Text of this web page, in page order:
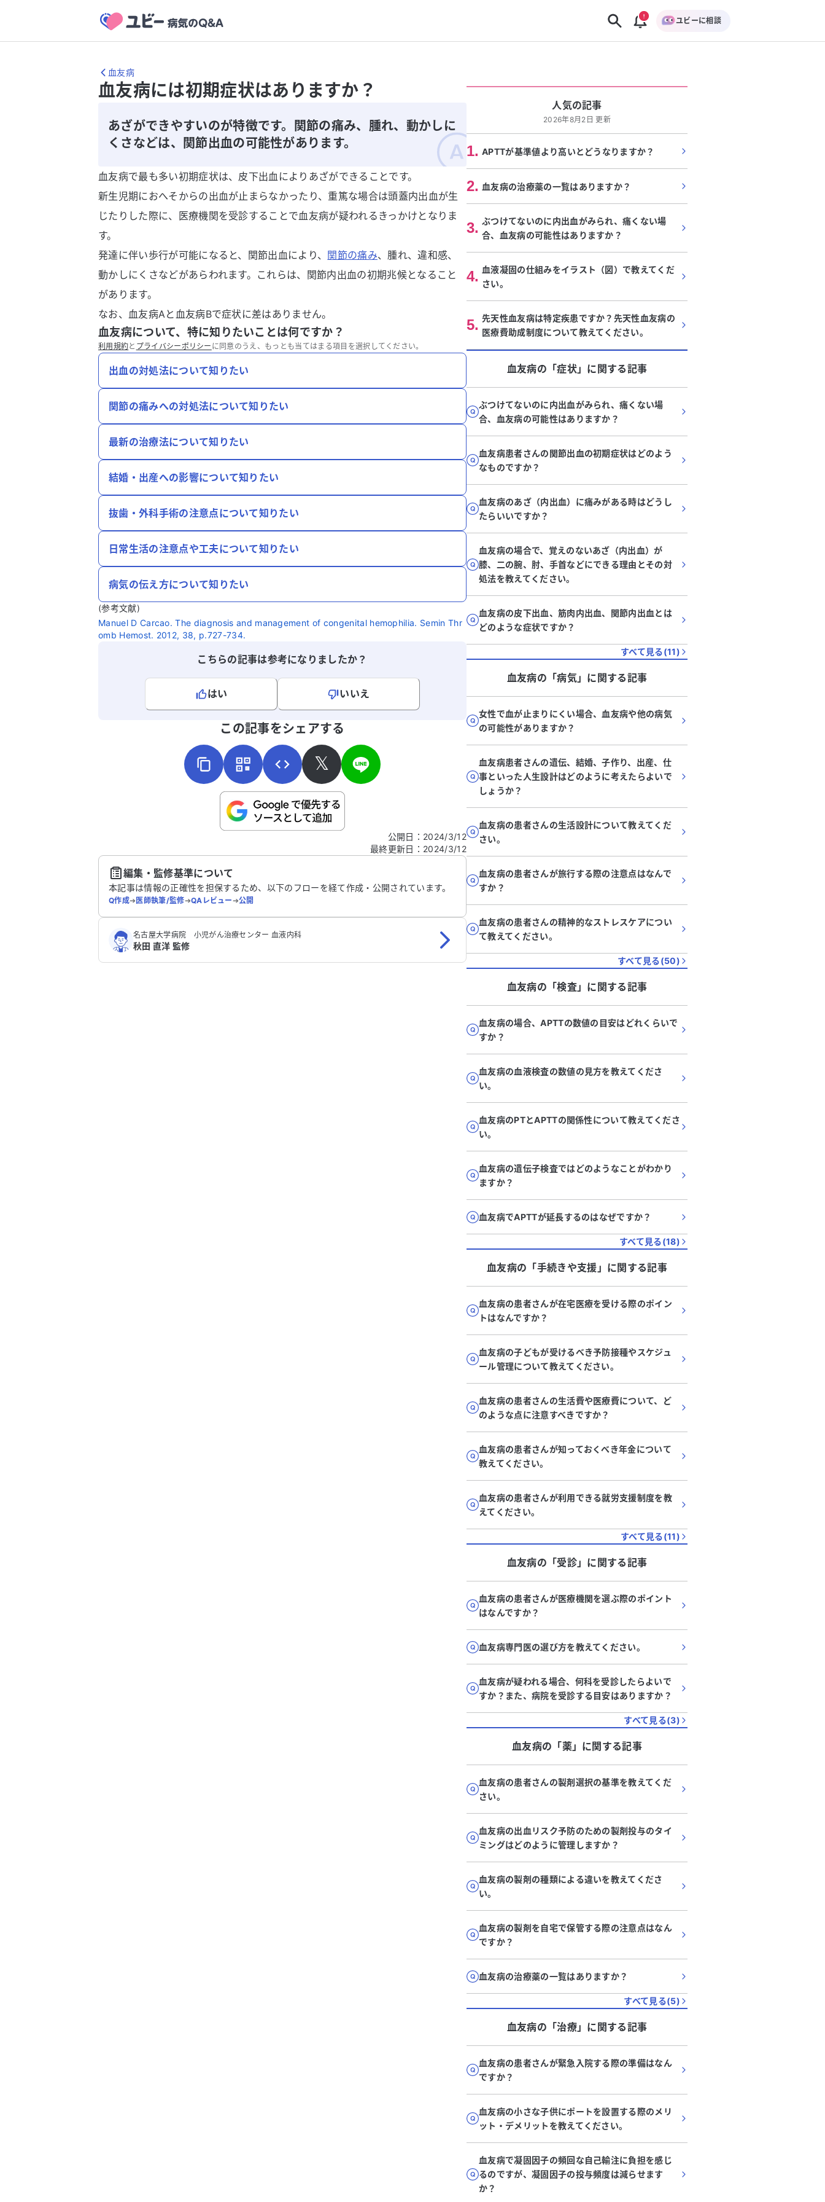
ユビーに相談
血友病
血友病には初期症状はありますか？
あざができやすいのが特徴です。関節の痛み、腫れ、動かしに
くさなどは、関節出血の可能性があります。
血友病で最も多い初期症状は、皮下出血によりあざができることです。
新生児期におへそからの出血が止まらなかったり、重篤な場合は頭蓋内出血が生
じたりした際に、医療機関を受診することで血友病が疑われるきっかけとなりま
す。
発達に伴い歩行が可能になると、関節出血により、 関節の痛み、腫れ、違和感、
動かしにくさなどがあらわれます。これらは、関節内出血の初期兆候となること
があります。
なお、血友病Aと血友病Bで症状に差はありません。
血友病について、特に知りたいことは何ですか？
利用規約と プライバシーポリシー に同意のうえ、もっとも当てはまる項目を選択してください。
出血の対処法について知りたい
関節の痛みへの対処法について知りたい
最新の治療法について知りたい
結婚・出産への影響について知りたい
抜歯・外科手術の注意点について知りたい
日常生活の注意点や工夫について知りたい
病気の伝え方について知りたい
(参考文献)
Manuel D Carcao. The diagnosis and management of congenital hemophilia. Semin Thr
omb Hemost. 2012, 38, p.727-734.
こちらの記事は参考になりましたか？
はい
いいえ
こちらは送信専用のフォームです。氏名やご自身の病気の詳細などの個人情報は入れないでくだ
この記事をシェアする
𝕏
公開日 ： 2024/3/12
最終更新日 ： 2024/3/12
編集・監修基準について
本記事は情報の正確性を担保するため、以下のフローを経て作成・公開されています。
Q作成➔医師執筆/監修➔QAレビュー➔公開
名古屋大学病院 小児がん治療センター 血液内科
秋田 直洋 監修
人気の記事
2026年8月2日 更新
1. APTTが基準値より高いとどうなりますか？
2. 血友病の治療薬の一覧はありますか？
3. ぶつけてないのに内出血がみられ、痛くない場
合、血友病の可能性はありますか？
4. 血液凝固の仕組みをイラスト（図）で教えてくだ
さい。
5. 先天性血友病は特定疾患ですか？先天性血友病の
医療費助成制度について教えてください。
血友病の「症状」に関する記事
ぶつけてないのに内出血がみられ、痛くない場
合、血友病の可能性はありますか？
血友病患者さんの関節出血の初期症状はどのよう
なものですか？
血友病のあざ（内出血）に痛みがある時はどうし
たらいいですか？
血友病の場合で、覚えのないあざ（内出血）が
膝、二の腕、肘、手首などにできる理由とその対
処法を教えてください。
血友病の皮下出血、筋肉内出血、関節内出血とは
どのような症状ですか？
すべて見る(11)
血友病の「病気」に関する記事
女性で血が止まりにくい場合、血友病や他の病気
の可能性がありますか？
血友病患者さんの遺伝、結婚、子作り、出産、仕
事といった人生設計はどのように考えたらよいで
しょうか？
血友病の患者さんの生活設計について教えてくだ
さい。
血友病の患者さんが旅行する際の注意点はなんで
すか？
血友病の患者さんの精神的なストレスケアについ
て教えてください。
すべて見る(50)
血友病の「検査」に関する記事
血友病の場合、APTTの数値の目安はどれくらいで
すか？
血友病の血液検査の数値の見方を教えてくださ
い。
血友病のPTとAPTTの関係性について教えてくださ
い。
血友病の遺伝子検査ではどのようなことがわかり
ますか？
血友病でAPTTが延長するのはなぜですか？
すべて見る(18)
血友病の「手続きや支援 」に関する記事
血友病の患者さんが在宅医療を受ける際のポイン
トはなんですか？
血友病の子どもが受けるべき予防接種やスケジュ
ール管理について教えてください。
血友病の患者さんの生活費や医療費について、ど
のような点に注意すべきですか？
血友病の患者さんが知っておくべき年金について
教えてください。
血友病の患者さんが利用できる就労支援制度を教
えてください。
すべて見る(11)
血友病の「受診」に関する記事
血友病の患者さんが医療機関を選ぶ際のポイント
はなんですか？
血友病専門医の選び方を教えてください。
血友病が疑われる場合、何科を受診したらよいで
すか？また、病院を受診する目安はありますか？
すべて見る(3)
血友病の「薬」に関する記事
血友病の患者さんの製剤選択の基準を教えてくだ
さい。
血友病の出血リスク予防のための製剤投与のタイ
ミングはどのように管理しますか？
血友病の製剤の種類による違いを教えてくださ
い。
血友病の製剤を自宅で保管する際の注意点はなん
ですか？
血友病の治療薬の一覧はありますか？
すべて見る(5)
血友病の「治療」に関する記事
血友病の患者さんが緊急入院する際の準備はなん
ですか？
血友病の小さな子供にポートを設置する際のメリ
ット・デメリットを教えてください。
血友病で凝固因子の頻回な自己輸注に負担を感じ
るのですが、凝固因子の投与頻度は減らせます
か？